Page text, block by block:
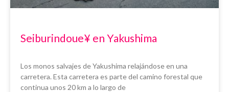
Seiburindoue¥ en Yakushima
Los monos salvajes de Yakushima relajándose en una
carretera. Esta carretera es parte del camino forestal que
continua unos 20 km a lo largo de